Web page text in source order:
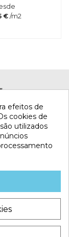
€ /m2
efeitos de
cookies de
utilizados